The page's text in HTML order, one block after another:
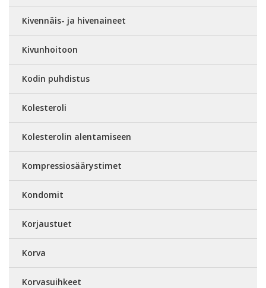
Kivennäis- ja hivenaineet
Kivunhoitoon
Kodin puhdistus
Kolesteroli
Kolesterolin alentamiseen
Kompressiosäärystimet
Kondomit
Korjaustuet
Korva
Korvasuihkeet